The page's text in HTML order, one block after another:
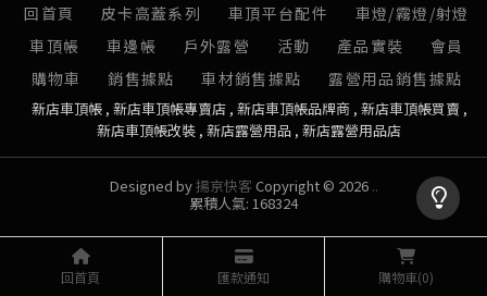
回首頁 匯款通知 購物車(0)
回首頁 皮卡高蓋系列 車頂平台配件
車燈/霧燈/射燈
車頂帳
車邊帳 戶外露營 活動 產品實裝
會員
購物車
銷售據點 車材銷售據點 露營用品銷售據點
新店車頂帳 新店車頂帳專賣店 新店車頂帳品牌商 新店車頂帳買賣
新店車頂帳改裝 新店露營用品 新店露營用品店
Designed by揚京快客 Copyright © 2026 ..
累積人氣: 168324